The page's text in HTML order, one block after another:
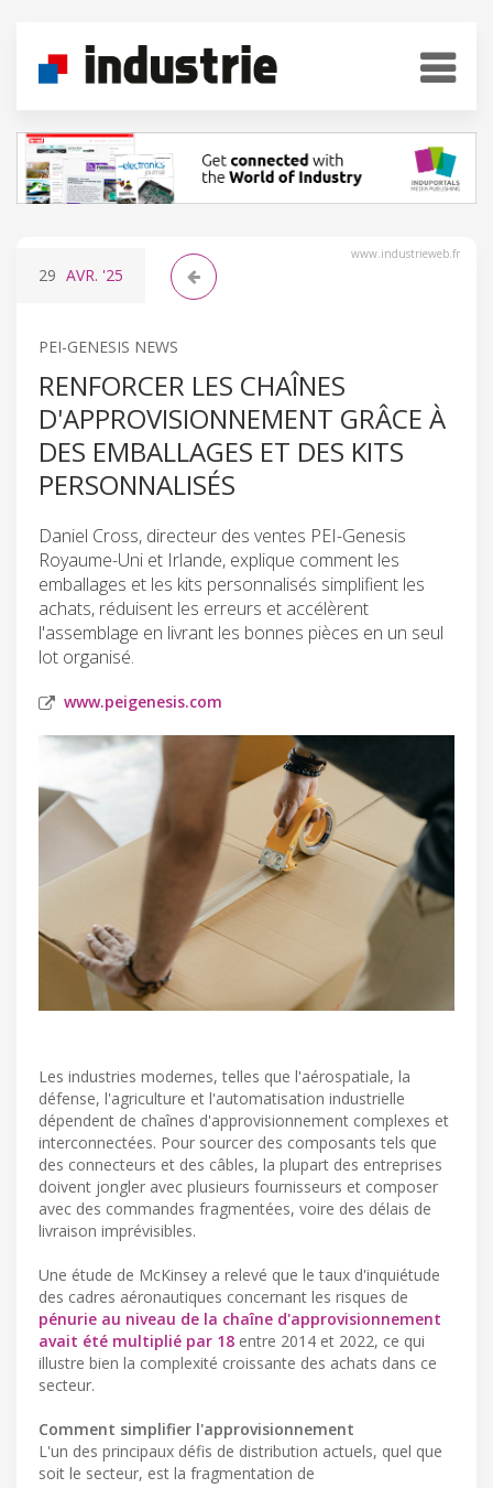
www.industrieweb.fr
29 AVR. '25
PEI-GENESIS NEWS
RENFORCER LES CHAÎNES
D'APPROVISIONNEMENT GRÂCE À
DES EMBALLAGES ET DES KITS
PERSONNALISÉS
Daniel Cross, directeur des ventes PEI-Genesis
Royaume-Uni et Irlande, explique comment les
emballages et les kits personnalisés simplifient les
achats, réduisent les erreurs et accélèrent
l'assemblage en livrant les bonnes pièces en un seul
lot organisé.
www.peigenesis.com
Les industries modernes, telles que l'aérospatiale, la
défense, l'agriculture et l'automatisation industrielle
dépendent de chaînes d'approvisionnement complexes et
interconnectées. Pour sourcer des composants tels que
des connecteurs et des câbles, la plupart des entreprises
doivent jongler avec plusieurs fournisseurs et composer
avec des commandes fragmentées, voire des délais de
livraison imprévisibles.
Une étude de McKinsey a relevé que le taux d'inquiétude
des cadres aéronautiques concernant les risques de
pénurie au niveau de la chaîne d'approvisionnement
avait été multiplié par 18 entre 2014 et 2022, ce qui
illustre bien la complexité croissante des achats dans ce
secteur.
Comment simplifier l'approvisionnement
L'un des principaux défis de distribution actuels, quel que
soit le secteur, est la fragmentation de